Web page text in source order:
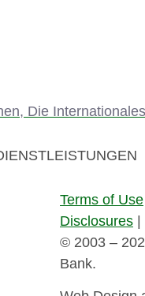
Die
Terms of Use
Disclosures
© 2003 –
Bank.